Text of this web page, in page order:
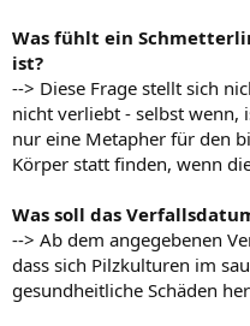
Was fühlt ein
ist?
--> Diese Frage stellt sich
nicht verliebt - selbst wenn,
nur eine Metapher für den
Körper statt finden, wenn
Was soll das
--> Ab dem angegebenen
dass sich Pilzkulturen im
gesundheitliche Schäden